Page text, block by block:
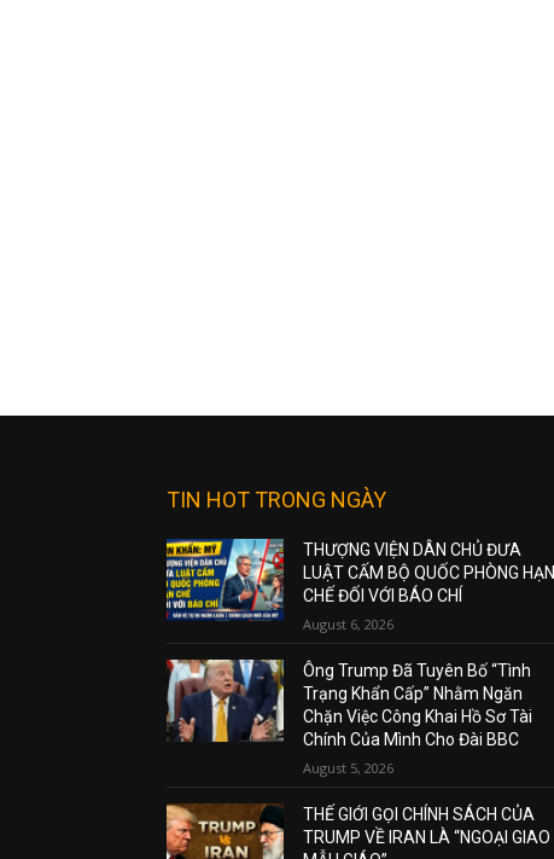
TIN HOT TRONG NGÀY
THƯỢNG VIỆN DÂN CHỦ ĐƯA
LUẬT CẤM BỘ QUỐC PHÒNG HẠN
CHẾ ĐỐI VỚI BÁO CHÍ
August 6, 2026
Ông Trump Đã Tuyên Bố “Tình
Trạng Khẩn Cấp” Nhằm Ngăn
Chặn Việc Công Khai Hồ Sơ Tài
Chính Của Mình Cho Đài BBC
August 5, 2026
THẾ GIỚI GỌI CHÍNH SÁCH CỦA
TRUMP VỀ IRAN LÀ “NGOẠI GIAO